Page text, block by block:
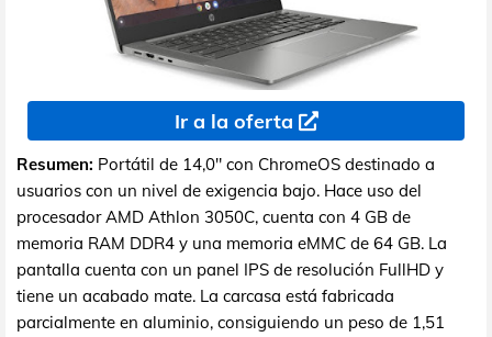
Ir a la oferta
Resumen: Portátil de 14,0" con ChromeOS destinado a
usuarios con un nivel de exigencia bajo. Hace uso del
procesador AMD Athlon 3050C, cuenta con 4 GB de
memoria RAM DDR4 y una memoria eMMC de 64 GB. La
pantalla cuenta con un panel IPS de resolución FullHD y
tiene un acabado mate. La carcasa está fabricada
parcialmente en aluminio, consiguiendo un peso de 1,51